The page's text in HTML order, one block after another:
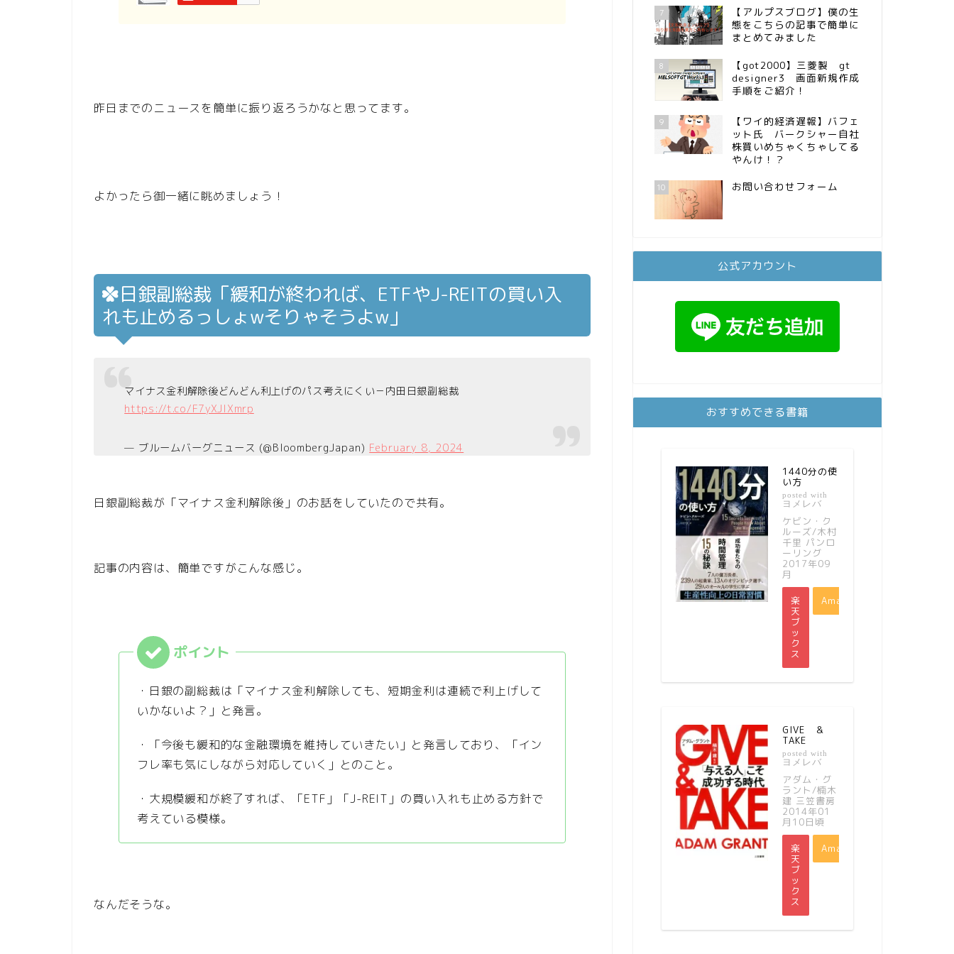
昨日までのニュースを簡単に振り返ろうかなと思ってます。
よかったら御一緒に眺めましょう！
日銀副総裁「緩和が終われば、ETFやJ-REITの買い入
れも止めるっしょwそりゃそうよw」
マイナス金利解除後どんどん利上げのパス考えにくい－内田日銀副総裁
https://t.co/F7yXJIXmrp
— ブルームバーグニュース (@BloombergJapan) February 8, 2024
日銀副総裁が「マイナス金利解除後」のお話をしていたので共有。
記事の内容は、簡単ですがこんな感じ。
・日銀の副総裁は「マイナス金利解除しても、短期金利は連続で利上げして
いかないよ？」と発言。
・「今後も緩和的な金融環境を維持していきたい」と発言しており、「イン
フレ率も気にしながら対応していく」とのこと。
・大規模緩和が終了すれば、「ETF」「J-REIT」の買い入れも止める方針で
考えている模様。
なんだそうな。
7
【アルプスブログ】僕の生
態をこちらの記事で簡単に
まとめてみました
8
【got2000】三菱製 gt
designer3 画面新規作成
手順をご紹介！
9
【ワイ的経済遅報】バフェ
ット氏 バークシャー自社
株買いめちゃくちゃしてる
やんけ！？
10 お問い合わせフォーム
公式アカウント
おすすめできる書籍
1440分の使
い方
posted with
ヨメレバ
ケビン・ク
ルーズ/木村
千里 パンロ
ーリング
2017年09
月
楽
天
ブ
ッ
ク
ス
Amazon
GIVE ＆
TAKE
posted with
ヨメレバ
アダム・グ
ラント/楠木
建 三笠書房
2014年01
月10日頃
楽
天
ブ
ッ
ク
ス
Amazon